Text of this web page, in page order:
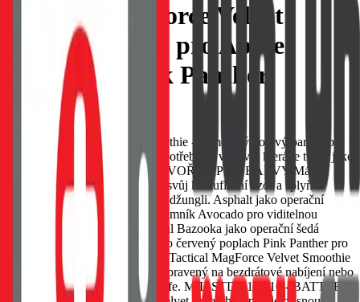
Tactical MagForce Velvet
Smoothie Kryt pro Apple
iPhone 13 Pink Panther
8596311259821
Tactical MagForce Velvet Smoothie - Sametový bojový parťák pro
tvůj telefon. Když jsi v terénu, potřebuješ výbavu, která je tvrdá jako
hřebíky, ale zároveň hladká. STVOŘEN PRO BARVY Máš 8
barev ve své jednotce. Vyber si svůj kamuflážní vzor a splyň s
davem, nebo vynikni v městské džungli. Asphalt jako operační
černá Avatar jako modrý průzkumník Avocado pro viditelnou
zelenou Banana jako žlutý signál Bazooka jako operační šedá
Foggy pro krycí šedou Chilli pro červený poplach Pink Panther pro
jemnou růžovou MAGFORCE Tactical MagForce Velvet Smoothie
je vybaven funkcí MagSafe. Připravený na bezdrátové nabíjení nebo
další magnetické funkce MagSafe. MIL-STD-810 516 - BATTLE